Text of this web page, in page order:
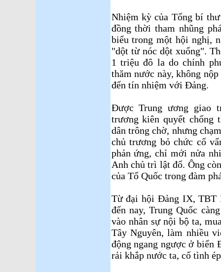
Nhiệm kỳ của Tổng bí
đồng thời tham nhũng
biểu trong một hội nghị,
"dột từ nóc dột xuống".
1 triệu đô la do chính
thăm nước này, không
đến tín nhiệm với Đảng.
Được Trung ương giao
trương kiên quyết chống
dân trông chờ, nhưng
chủ trương bỏ chức cố
phản ứng, chỉ mới nửa
Anh chủ trì lật đổ. Ông
của Tổ Quốc trong đàm
Từ đại hội Đảng IX, TBT
đến nay, Trung Quốc
vào nhân sự nội bộ ta,
Tây Nguyên, làm nhiều
động ngang ngược ở biển
rải khắp nước ta, cố tình